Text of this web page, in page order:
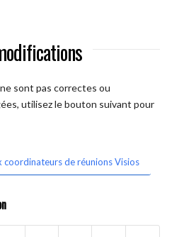
sont pas correctes ou
utilisez le bouton suivant pour
coordinateurs de réunions Visios